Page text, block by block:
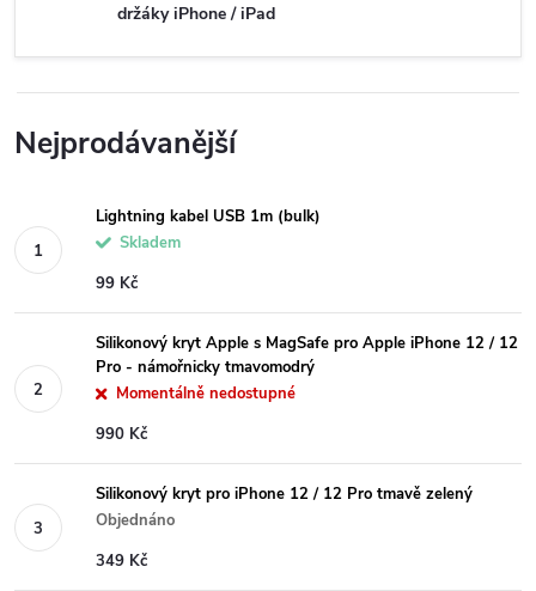
držáky iPhone / iPad
Nejprodávanější
Lightning kabel USB 1m (bulk)
Skladem
99 Kč
Silikonový kryt Apple s MagSafe pro Apple iPhone 12 / 12
Pro - námořnicky tmavomodrý
Momentálně nedostupné
990 Kč
Silikonový kryt pro iPhone 12 / 12 Pro tmavě zelený
Objednáno
349 Kč